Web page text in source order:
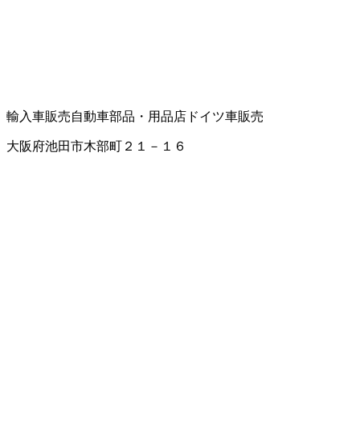
輸入車販売自動車部品・用品店 ドイツ車販売
大阪府池田市木部町２１－１６